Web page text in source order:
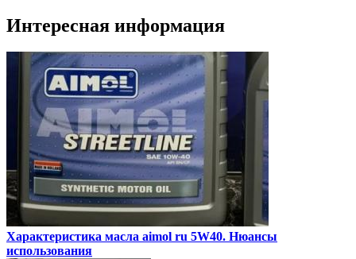
Интересная информация
Характеристика масла aimol ru 5W40. Нюансы
использования